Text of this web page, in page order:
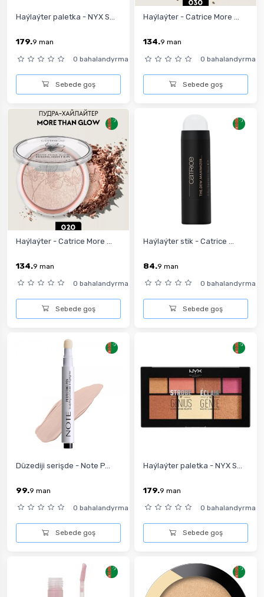
Haýlaýter paletka - NYX S...
179.9 man
0 bahalandyrma
Sebede goş
Haýlaýter - Catrice More ...
134.9 man
0 bahalandyrma
Sebede goş
Haýlaýter - Catrice More ...
134.9 man
0 bahalandyrma
Sebede goş
Haýlaýter stik - Catrice ...
84.9 man
0 bahalandyrma
Sebede goş
Düzediji serişde - Note P...
99.9 man
0 bahalandyrma
Sebede goş
Haýlaýter paletka - NYX S...
179.9 man
0 bahalandyrma
Sebede goş